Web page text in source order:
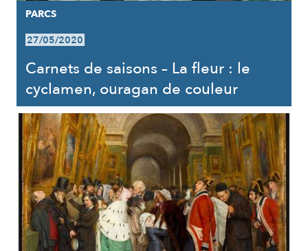
PARCS
27/05/2020
Carnets de saisons – La fleur : le
cyclamen, ouragan de couleur